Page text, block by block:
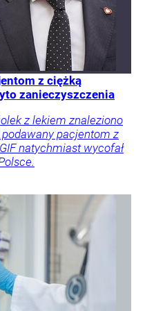
z ciężką
zanieczyszczenia
z lekiem znaleziono
pacjentom z
natychmiast wycofał